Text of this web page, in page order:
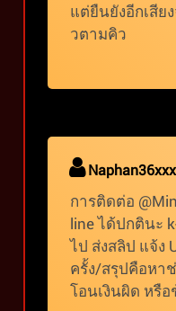
แต่ยืนยังอีกเสีย
วตามคิว
Naphan36xxx
การติดต่อ
line ได้ปกตินะ
ไป ส่งสลิป แจ้ง
ครั้ง/สรุปคือหา
โอนเงินผิด หรือ